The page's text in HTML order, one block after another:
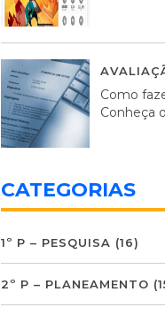
Como
Conheça
CATEGORIAS
1º P – PESQUISA (16)
2º P – PLANEAMENTO